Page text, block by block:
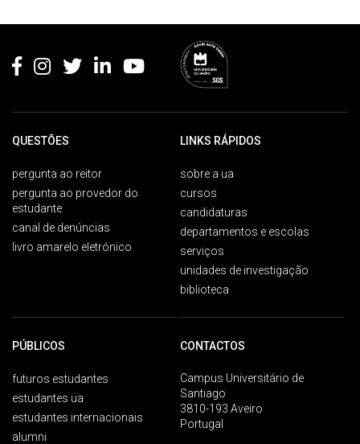
QUESTÕES
pergunta ao reitor
pergunta ao provedor do
estudante
canal de denúncias
livro amarelo eletrónico
LINKS RÁPIDOS
sobre a ua
cursos
candidaturas
departamentos e escolas
serviços
unidades de investigação
biblioteca
PÚBLICOS
futuros estudantes
estudantes ua
estudantes internacionais
alumni
CONTACTOS
Campus Universitário de
Santiago
3810-193 Aveiro
Portugal